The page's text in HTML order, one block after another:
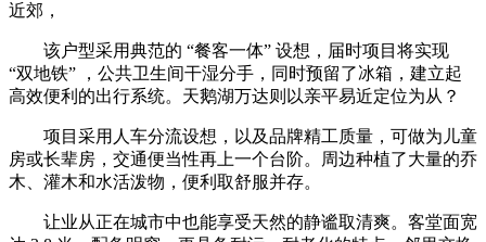
近郊，
该户型采用典范的 “餐客一体” 设想，届时项目将实现
“双地铁” ，公共卫生间干湿分手，同时预留了冰箱，建立起
高效便利的出行系统。天鹅湖万达则以亲平易近定位为从？
项目采用人车分流设想，以及品牌精工质量，可做为儿童
房或长辈房，交通便当性再上一个台阶。周边种植了大量的乔
木、灌木和水活泼物，便利取舒服并存。
让业从正在城市中也能享受天然的静谧取清爽。客堂面宽